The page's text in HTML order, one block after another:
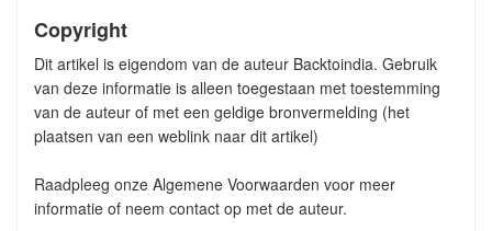
Copyright
Dit artikel is eigendom van de auteur Backtoindia. Gebruik
van deze informatie is alleen toegestaan met toestemming
van de auteur of met een geldige bronvermelding (het
plaatsen van een weblink naar dit artikel)
Raadpleeg onze Algemene Voorwaarden voor meer
informatie of neem contact op met de auteur.